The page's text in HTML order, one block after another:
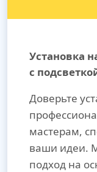
Установка
с
Доверьте
мастерам,
ваши идеи.
подход на